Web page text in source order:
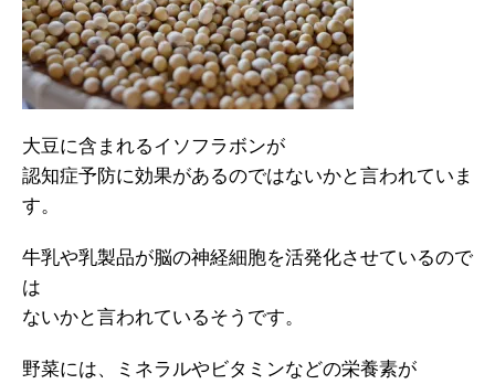
大豆に含まれるイソフラボンが
認知症予防に効果があるのではないかと言われていま
す。
牛乳や乳製品が脳の神経細胞を活発化させているので
は
ないかと言われているそうです。
野菜には、ミネラルやビタミンなどの栄養素が